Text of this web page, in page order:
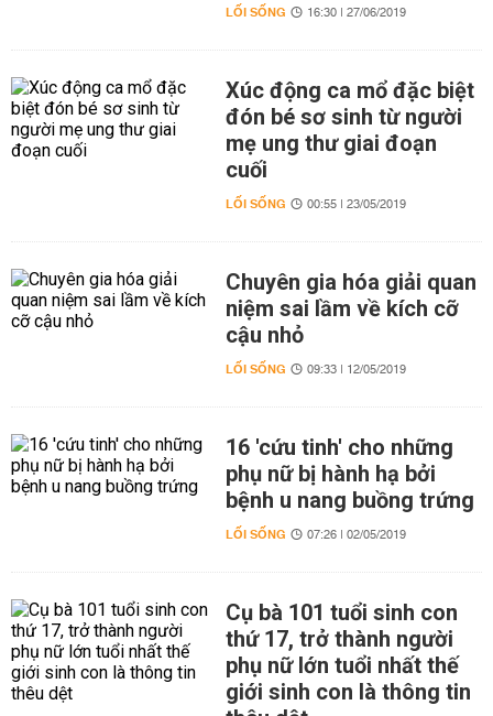
LỐI SỐNG 16:30 | 27/06/2019
Xúc động ca mổ đặc biệt
đón bé sơ sinh từ người
mẹ ung thư giai đoạn
cuối
LỐI SỐNG 00:55 | 23/05/2019
Chuyên gia hóa giải quan
niệm sai lầm về kích cỡ
cậu nhỏ
LỐI SỐNG 09:33 | 12/05/2019
16 'cứu tinh' cho những
phụ nữ bị hành hạ bởi
bệnh u nang buồng trứng
LỐI SỐNG 07:26 | 02/05/2019
Cụ bà 101 tuổi sinh con
thứ 17, trở thành người
phụ nữ lớn tuổi nhất thế
giới sinh con là thông tin